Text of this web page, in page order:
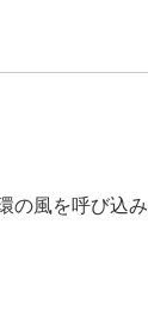
の風を呼び込み